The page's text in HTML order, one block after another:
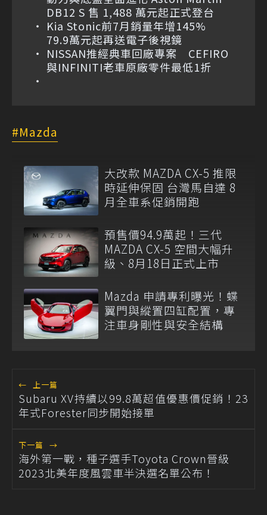
DB12 S 售 1,488 萬元起正式登台
Kia Stonic前7月銷量年增145%
79.9萬元起再送電子後視鏡
NISSAN推經典車回廠專案 CEFIRO
與INFINITI老車原廠零件最低1折
Mazda
大改款 MAZDA CX-5 推限
時延伸保固 台灣馬自達 8
月全車系促銷開跑
預售價94.9萬起！三代
MAZDA CX-5 空間大幅升
級、8月18日正式上市
Mazda 申請專利曝光！蝶
翼門與縱置四缸配置，專
注車身剛性與安全結構
← 上一篇
Subaru XV持續以99.8萬超值優惠價促銷！23
年式Forester同步開始接單
下一篇 →
海外第一戰，種子選手Toyota Crown晉級
2023北美年度風雲車半決選名單公布！